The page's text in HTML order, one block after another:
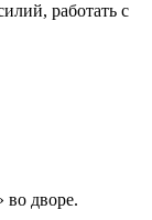
работать с
во дворе.